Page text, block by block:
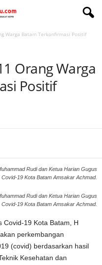
Warga Batam Terkonfirmasi Positif
Orang Warga
Positif
Rudi dan Ketua Harian Gugus
Covid-19 Kota Batam Amsakar Achmad.
Rudi dan Ketua Harian Gugus
Covid-19 Kota Batam Amsakar Achmad.
Covid-19 Kota Batam, H
perkembangan
(covid) berdasarkan hasil
Kesehatan dan